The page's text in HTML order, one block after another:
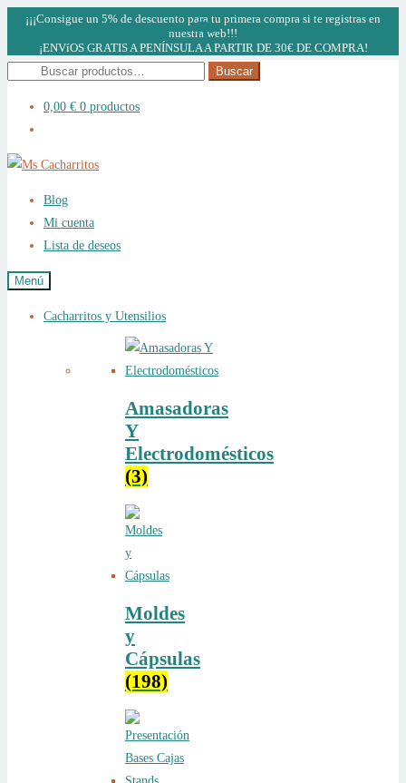
¡¡¡Consigue un 5% de descuento para tu primera compra si te registras en
nuestra web!!!
¡ENVíOS GRATIS A PENÍNSULA A PARTIR DE 30€ DE COMPRA!
Buscar
0,00 € 0 productos
Ir
navegación
Ir
contenido
Blog
Mi cuenta
Lista de deseos
Menú
Cacharritos y Utensilios
Amasadoras
Y
Electrodomésticos
(3)
Moldes
y
Cápsulas
(198)